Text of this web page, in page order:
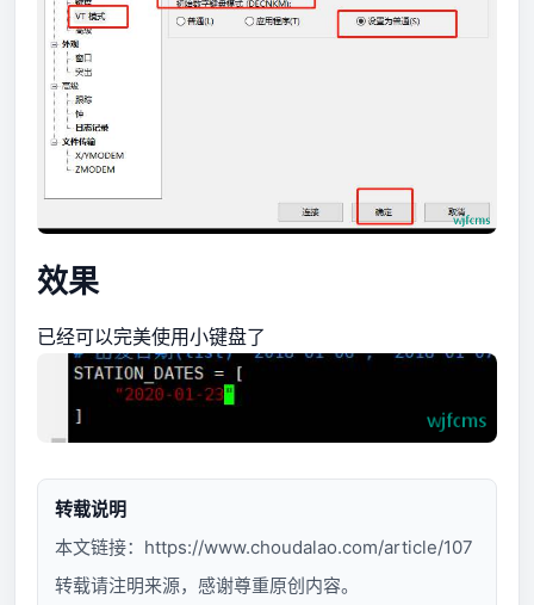
效果
已经可以完美使用小键盘了
转载说明
本文链接： https://www.choudalao.com/article/107
转载请注明来源，感谢尊重原创内容。